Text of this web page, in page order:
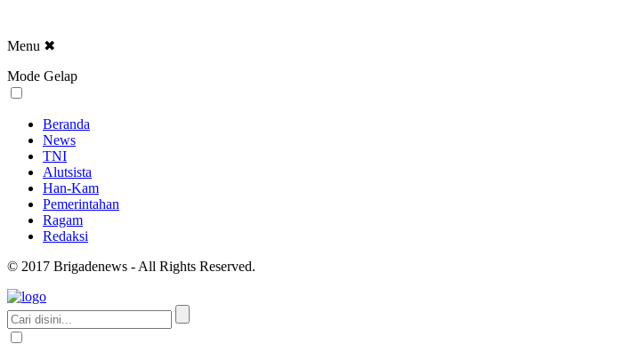
Menu ✖
Mode Gelap
Beranda
News
TNI
Alutsista
Han-Kam
Pemerintahan
Ragam
Redaksi
© 2017 Brigadenews - All Rights Reserved.